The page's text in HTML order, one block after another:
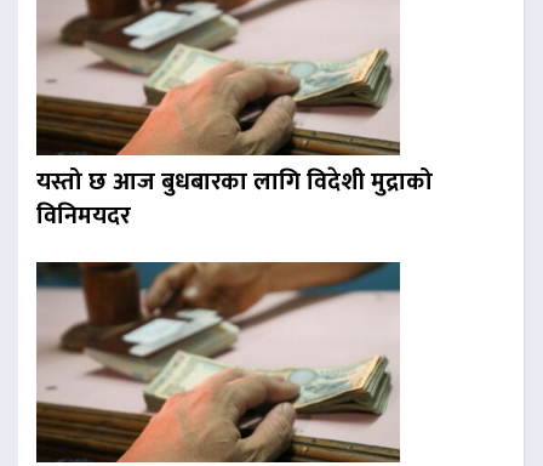
यस्तो छ आज बुधबारका लागि विदेशी मुद्राको
विनिमयदर